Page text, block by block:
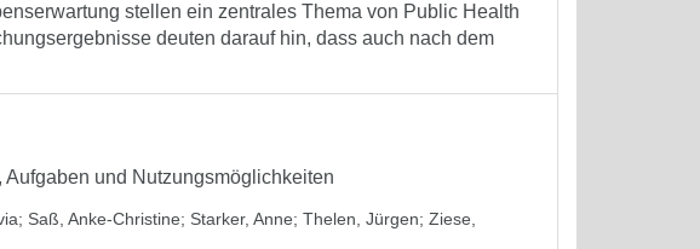
stellen ein zentrales Thema von Public Health
deuten darauf hin, dass auch nach dem
und Nutzungsmöglichkeiten
; Saß, Anke-Christine; Starker, Anne; Thelen, Jürgen; Ziese,